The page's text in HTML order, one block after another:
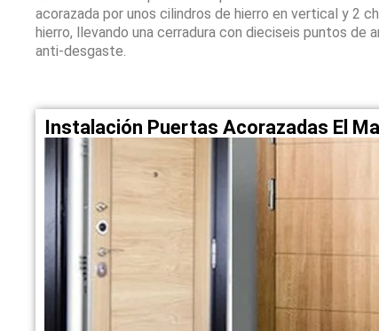
acorazada por unos cilindros de hierro en vertical y 2
hierro, llevando una cerradura con dieciseis puntos de
anti-desgaste.
Instalación Puertas Acorazadas El